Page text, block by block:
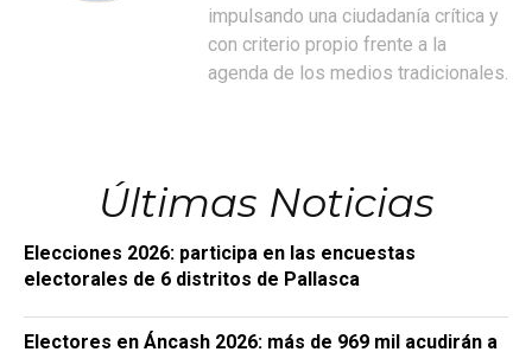
impulsando una ciudadanía crítica y
con criterio propio frente a la
agenda de los medios tradicionales.
Últimas Noticias
Elecciones 2026: participa en las encuestas
electorales de 6 distritos de Pallasca
Electores en Áncash 2026: más de 969 mil acudirán a